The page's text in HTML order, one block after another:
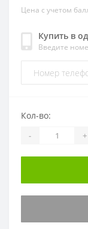
Цена с учетом
Купить в
Введите
Кол-во:
- +